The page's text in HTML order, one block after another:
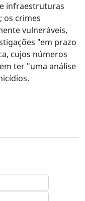
infraestruturas
os crimes
vulneráveis,
"em prazo
cujos números
ter "uma análise